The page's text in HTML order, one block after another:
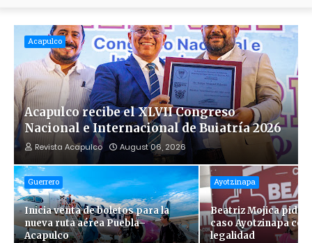
Acapulco
Acapulco recibe el XLVII Congreso
Nacional e Internacional de Buiatría 2026
Revista Acapulco August 06, 2026
Guerrero
Inicia venta de boletos para la
nueva ruta aérea Puebla–
Acapulco
Ayotzinapa
Beatriz Mojica pide
caso Ayotzinapa con
legalidad